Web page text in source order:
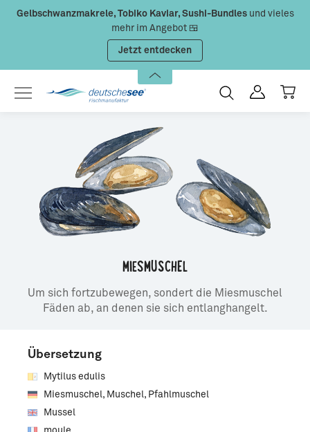
Zum Hauptinhalt springen
Gelbschwanzmakrele, Tobiko Kaviar, Sushi-Bundlesund vieles
mehr im Angebot 🍱
Jetzt entdecken
MIESMUSCHEL
Um sich fortzubewegen, sondert die Miesmuschel
Fäden ab, an denen sie sich entlanghangelt.
Übersetzung
Mytilus edulis
Miesmuschel, Muschel, Pfahlmuschel
Mussel